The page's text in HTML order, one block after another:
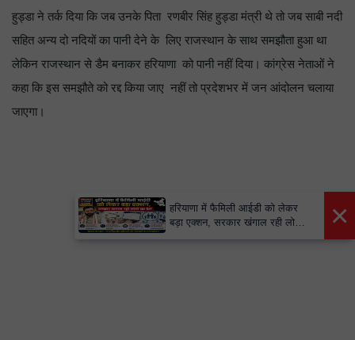
हुड्डा ने तर्क दिया कि जब उनके पिता रणबीर सिंह हुड्डा मंत्री थे तो जब साबी नदी
सहित अन्य दो नदियों का पानी देने के लिए राजस्थान के साथ समझौता हुआ था
लेकिन राजस्थान से डैम बनाकर हरियाणा को पानी नहीं दिया। कांग्रेस नेताओं ने
कहा कि इस समझौते को रद्द किया जाए नहीं तो प्रदेशभर में जन आंदोलन चलाया
जाएगा।
×
हरियाणा में फैमिली आईडी को लेकर
बड़ा एक्शन, सरकार खंगाल रही लोगों